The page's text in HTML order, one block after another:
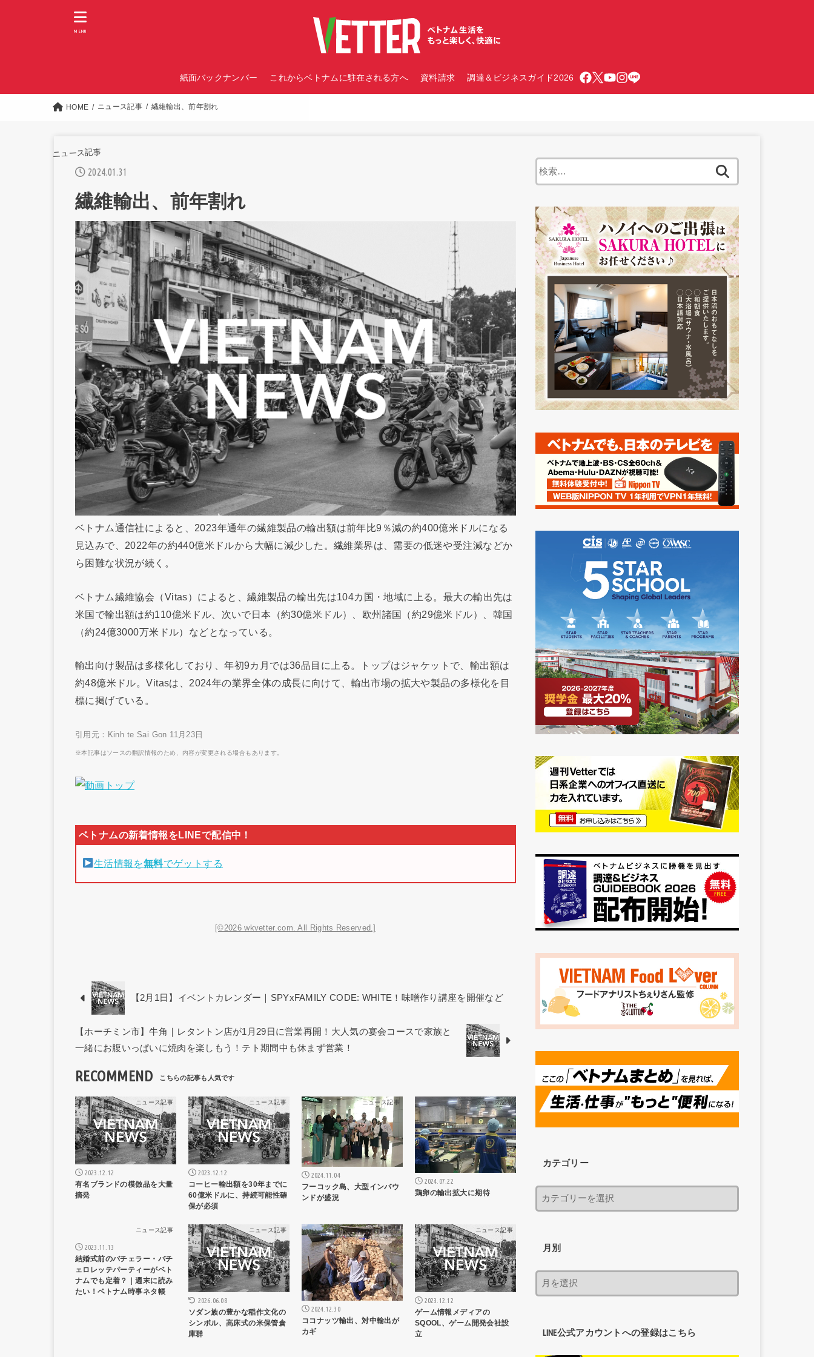
紙面バックナンバー これからベトナムに駐在される方へ 資料請求 調達＆ビジネスガイド2026
MENU
HOME ニュース記事 繊維輸出、前年割れ
ニュース記事
2024.01.31
繊維輸出、前年割れ
ベトナム通信社によると、2023年通年の繊維製品の輸出額は前年比9％減の約400億米ドルになる
見込みで、2022年の約440億米ドルから大幅に減少した。繊維業界は、需要の低迷や受注減などか
ら困難な状況が続く。
ベトナム繊維協会（Vitas）によると、繊維製品の輸出先は104カ国・地域に上る。最大の輸出先は
米国で輸出額は約110億米ドル、次いで日本（約30億米ドル）、欧州諸国（約29億米ドル）、韓国
（約24億3000万米ドル）などとなっている。
輸出向け製品は多様化しており、年初9カ月では36品目に上る。トップはジャケットで、輸出額は
約48億米ドル。Vitasは、2024年の業界全体の成長に向けて、輸出市場の拡大や製品の多様化を目
標に掲げている。
引用元：Kinh te Sai Gon 11月23日
※本記事はソースの翻訳情報のため、内容が変更される場合もあります。
生活情報を無料でゲットする
[©2026 wkvetter.com. All Rights Reserved.]
【2月1日】イベントカレンダー｜SPYxFAMILY CODE: WHITE！味噌作り講座を開催など
【ホーチミン市】牛角｜レタントン店が1月29日に営業再開！大人気の宴会コースで家族と
一緒にお腹いっぱいに焼肉を楽しもう！テト期間中も休まず営業！
RECOMMEND
ニュース記事
2023.12.12
有名ブランドの模倣品を大量
摘発
ニュース記事
2023.12.12
コーヒー輸出額を30年までに
60億米ドルに、持続可能性確
保が必須
ニュース記事
2024.11.04
フーコック島、大型インバウ
ンドが盛況
ニュース記事
2024.07.22
鶏卵の輸出拡大に期待
ニュース記事
2023.11.13
結婚式前のバチェラー・バチ
ェロレッテパーティーがベト
ナムでも定着？｜週末に読み
たい！ベトナム時事ネタ帳
ニュース記事
2026.06.08
ソダン族の豊かな稲作文化の
シンボル、高床式の米保管倉
庫群
ニュース記事
2024.12.30
ココナッツ輸出、対中輸出が
カギ
ニュース記事
2023.12.12
ゲーム情報メディアの
SQOOL、ゲーム開発会社設
立
カテゴリー
月別
LINE公式アカウントへの登録はこちら